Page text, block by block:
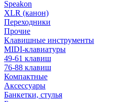
Speakon
XLR (канон)
Переходники
Прочие
Клавишные инструменты
MIDI-клавиатуры
49-61 клавиш
76-88 клавиш
Компактные
Аксессуары
Банкетки, стулья